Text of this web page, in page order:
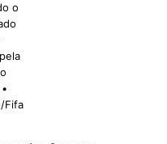
o
Fifa